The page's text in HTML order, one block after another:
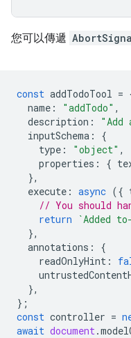
您可以傳遞
const addTodoTool =
name : "addTodo" ,
description :
inputSchema :
{
type : "object" ,
properties : {
},
execute : async ({
// You should
return
`Added
},
annotations :
{
readOnlyHint :
},
};
const controller =
await document.